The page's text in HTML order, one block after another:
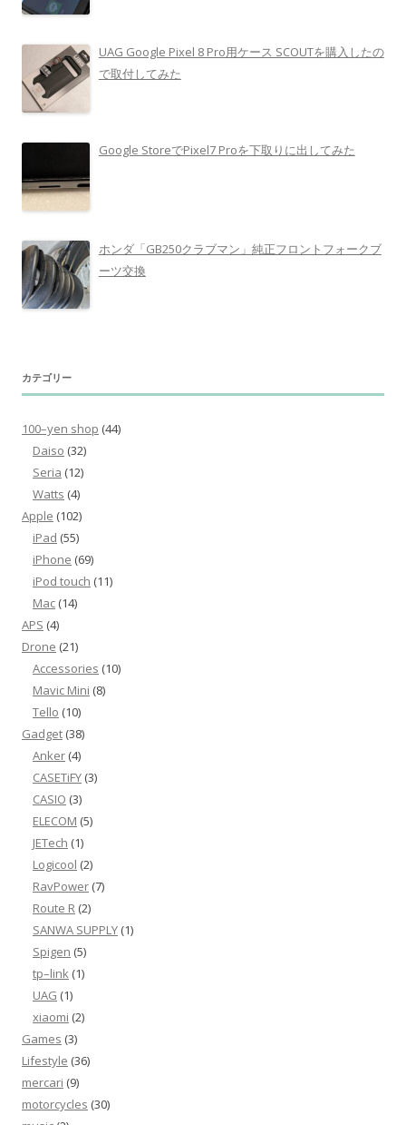
UAG Google Pixel 8 Pro用ケース SCOUTを購入したの
で取付してみた
Google StoreでPixel7 Proを下取りに出してみた
ホンダ「GB250クラブマン」純正フロントフォークブ
ーツ交換
カテゴリー
100–yen shop (44)
Daiso (32)
Seria (12)
Watts (4)
Apple (102)
iPad (55)
iPhone (69)
iPod touch (11)
Mac (14)
APS (4)
Drone (21)
Accessories (10)
Mavic Mini (8)
Tello (10)
Gadget (38)
Anker (4)
CASETiFY (3)
CASIO (3)
ELECOM (5)
JETech (1)
Logicool (2)
RavPower (7)
Route R (2)
SANWA SUPPLY (1)
Spigen (5)
tp–link (1)
UAG (1)
xiaomi (2)
Games (3)
Lifestyle (36)
mercari (9)
motorcycles (30)